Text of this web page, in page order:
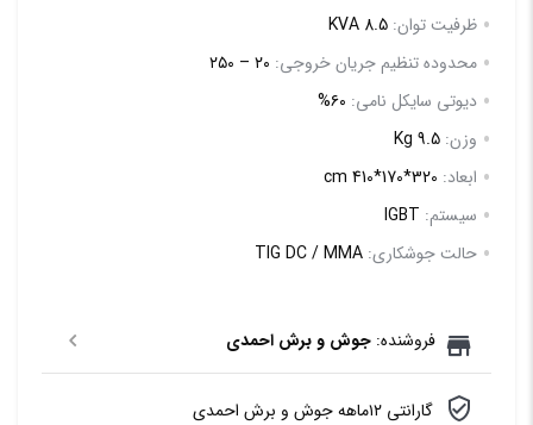
ظرفیت توان: 8.5 KVA
محدوده تنظیم جریان خروجی: ۲۰ – ۲۵۰
دیوتی سایکل نامی: ۶۰%
وزن: 9.5 Kg
ابعاد: 320*170*410 cm
سیستم: IGBT
حالت جوشکاری: TIG DC / MMA
فروشنده: جوش و برش احمدی
گارانتی ۱۲ماهه جوش و برش احمدی